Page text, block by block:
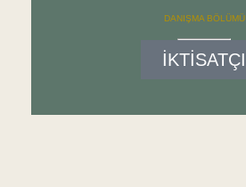
DANIŞMA BÖLÜMÜ
İKTİSATÇI